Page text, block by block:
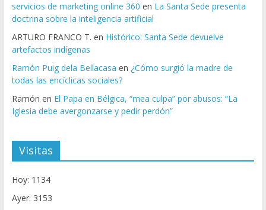
servicios de marketing online 360 en La Santa Sede presenta
doctrina sobre la inteligencia artificial
ARTURO FRANCO T. en Histórico: Santa Sede devuelve
artefactos indígenas
Ramón Puig dela Bellacasa en ¿Cómo surgió la madre de
todas las encíclicas sociales?
Ramón en El Papa en Bélgica, “mea culpa” por abusos: “La
Iglesia debe avergonzarse y pedir perdón”
Visitas
Hoy: 1134
Ayer: 3153